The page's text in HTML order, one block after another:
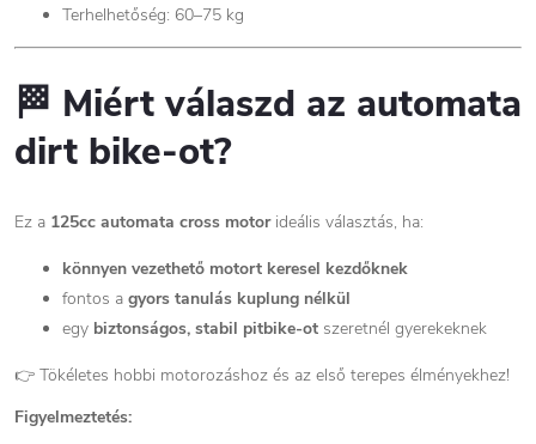
Terhelhetőség: 60–75 kg
🏁 Miért válaszd az automata
dirt bike-ot?
Ez a 125cc automata cross motorideális választás, ha:
könnyen vezethető motort keresel kezdőknek
fontos a gyors tanulás kuplung nélkül
egy biztonságos, stabil pitbike-ot szeretnél gyerekeknek
👉 Tökéletes hobbi motorozáshoz és az első terepes élményekhez!
Figyelmeztetés: